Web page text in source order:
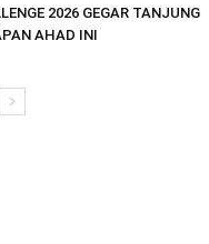
2026 GEGAR TANJUNG
AHAD INI